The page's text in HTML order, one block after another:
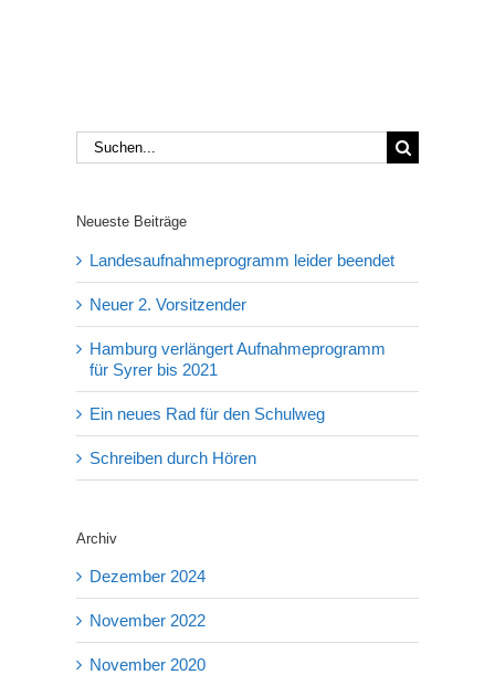
Suche
nach:
Neueste Beiträge
Landesaufnahmeprogramm leider beendet
Neuer 2. Vorsitzender
Hamburg verlängert Aufnahmeprogramm
für Syrer bis 2021
Ein neues Rad für den Schulweg
Schreiben durch Hören
Archiv
Dezember 2024
November 2022
November 2020